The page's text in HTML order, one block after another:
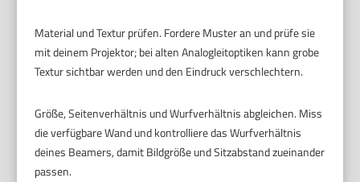
Material und Textur prüfen. Fordere Muster an und prüfe sie
mit deinem Projektor; bei alten Analogleitoptiken kann grobe
Textur sichtbar werden und den Eindruck verschlechtern.
Größe, Seitenverhältnis und Wurfverhältnis abgleichen. Miss
die verfügbare Wand und kontrolliere das Wurfverhältnis
deines Beamers, damit Bildgröße und Sitzabstand zueinander
passen.